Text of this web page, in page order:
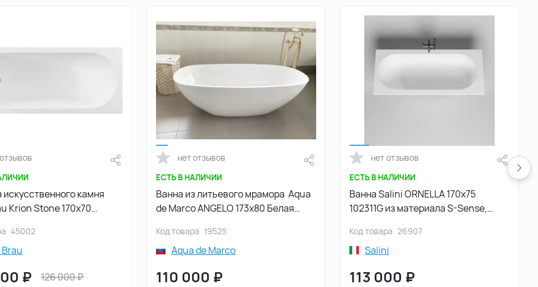
искусственного камня
Krion Stone 170x70
45002
₽ 126 000₽
нет отзывов
ЕСТЬ В НАЛИЧИИ
Ванна из литьевого мрамора Aqua
de Marco ANGELO 173х80 Белая
Код товара 19525
Aqua de Marco
110 000 ₽
нет отзывов
ЕСТЬ В НАЛИЧИИ
Ванна Salini ORNELLA 170х75
102311G из материала S-Sense,
Код товара 26907
Salini
113 000 ₽